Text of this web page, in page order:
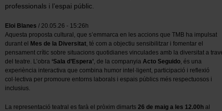
professionals i l’espai públic.
Eloi Blanes / 20.05.26 - 15:26h
Aquesta proposta cultural, que s’emmarca en les accions que TMB ha impulsat
durant el
Mes de la Diversitat, té com a objectiu sensibilitzar i fomentar el
pensament crític sobre situacions quotidianes vinculades amb la diversitat a
del teatre. L’obra ‘Sala d’Espera’, de la companyia Acto Seguido, és una
experiència interactiva que combina humor intel·ligent, participació i reflexió
col·lectiva per promoure entorns laborals i espais públics més respectuosos i
inclusius.
La representació teatral es farà el pròxim dimarts 26 de maig a les 12.00h al